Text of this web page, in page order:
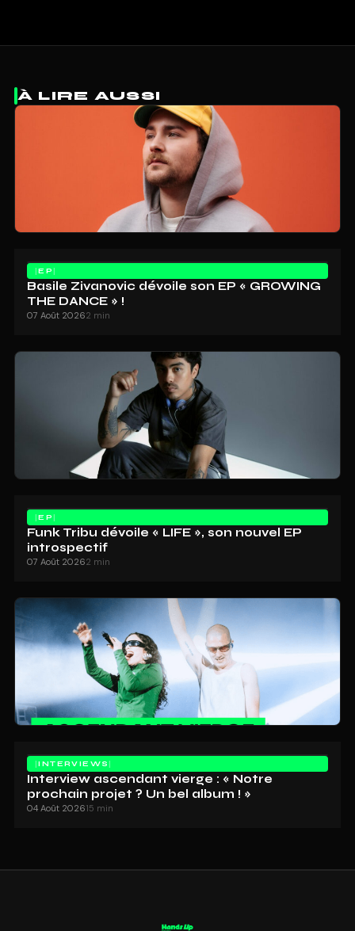
À LIRE AUSSI
EP
Basile Zivanovic dévoile son EP « GROWING
THE DANCE » !
07 Août 20262 min
EP
Funk Tribu dévoile « LIFE », son nouvel EP
introspectif
07 Août 20262 min
INTERVIEWS
Interview ascendant vierge : « Notre
prochain projet ? Un bel album ! »
04 Août 202615 min